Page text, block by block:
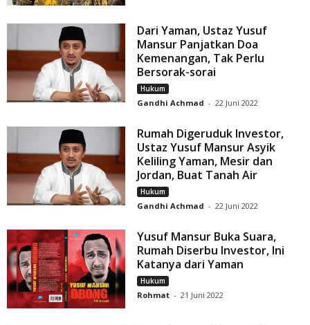
Dari Yaman, Ustaz Yusuf
Mansur Panjatkan Doa
Kemenangan, Tak Perlu
Bersorak-sorai
Hukum
Gandhi Achmad - 22 Juni 2022
Rumah Digeruduk Investor,
Ustaz Yusuf Mansur Asyik
Keliling Yaman, Mesir dan
Jordan, Buat Tanah Air
Hukum
Gandhi Achmad - 22 Juni 2022
Yusuf Mansur Buka Suara,
Rumah Diserbu Investor, Ini
Katanya dari Yaman
Hukum
Rohmat - 21 Juni 2022